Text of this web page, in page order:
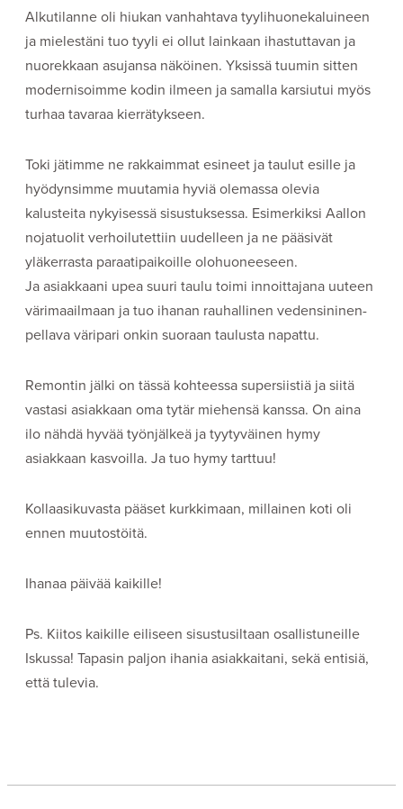
Alkutilanne oli hiukan vanhahtava tyylihuonekaluineen
ja mielestäni tuo tyyli ei ollut lainkaan ihastuttavan ja
nuorekkaan asujansa näköinen. Yksissä tuumin sitten
modernisoimme kodin ilmeen ja samalla karsiutui myös
turhaa tavaraa kierrätykseen.
Toki jätimme ne rakkaimmat esineet ja taulut esille ja
hyödynsimme muutamia hyviä olemassa olevia
kalusteita nykyisessä sisustuksessa. Esimerkiksi Aallon
nojatuolit verhoilutettiin uudelleen ja ne pääsivät
yläkerrasta paraatipaikoille olohuoneeseen.
Ja asiakkaani upea suuri taulu toimi innoittajana uuteen
värimaailmaan ja tuo ihanan rauhallinen vedensininen-
pellava väripari onkin suoraan taulusta napattu.
Remontin jälki on tässä kohteessa supersiistiä ja siitä
vastasi asiakkaan oma tytär miehensä kanssa. On aina
ilo nähdä hyvää työnjälkeä ja tyytyväinen hymy
asiakkaan kasvoilla. Ja tuo hymy tarttuu!
Kollaasikuvasta pääset kurkkimaan, millainen koti oli
ennen muutostöitä.
Ihanaa päivää kaikille!
Ps. Kiitos kaikille eiliseen sisustusiltaan osallistuneille
Iskussa! Tapasin paljon ihania asiakkaitani, sekä entisiä,
että tulevia.